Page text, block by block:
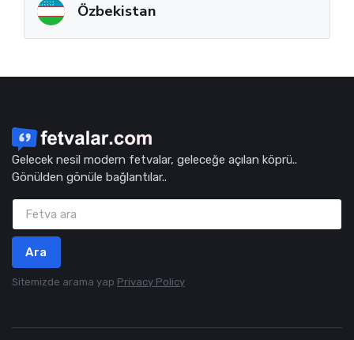
Özbekistan
Gelecek nesil modern fetvalar, geleceğe açılan köprü..
Gönülden gönüle bağlantılar..
Ara
Sitemizde arama yap Privacy Policy